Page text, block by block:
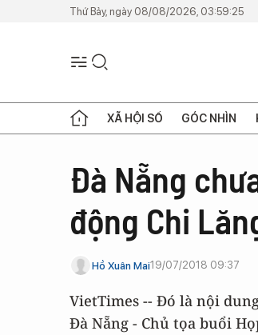
Thứ Bảy, ngày 08/08/2026, 03:59:25
XÃ HỘI SỐ GÓC NHÌN
Đà Nẵng
động Chi
Hồ Xuân Mai19/07/2018 09:37
VietTimes -- Đó là nội
Đà Nẵng - Chủ tọa buổi